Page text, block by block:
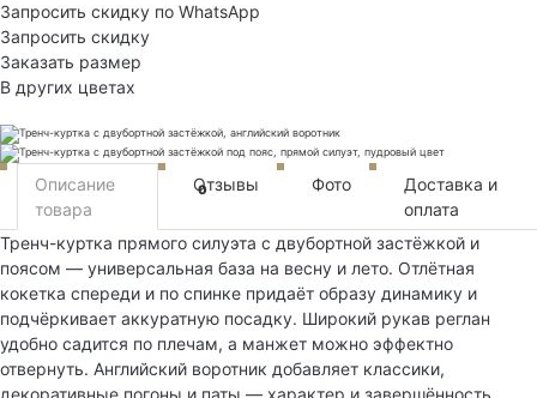
Запросить скидку по WhatsApp
Запросить скидку
Заказать размер
В других цветах
Описание
товара
Отзывы
0 Фото
Доставка и
оплата
Тренч-куртка прямого силуэта с двубортной застёжкой и
поясом — универсальная база на весну и лето. Отлётная
кокетка спереди и по спинке придаёт образу динамику и
подчёркивает аккуратную посадку. Широкий рукав реглан
удобно садится по плечам, а манжет можно эффектно
отвернуть. Английский воротник добавляет классики,